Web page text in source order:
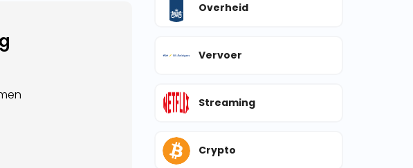
Overheid
Vervoer
Streaming
Crypto